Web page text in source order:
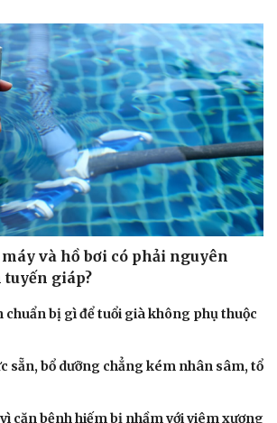
và hồ bơi có phải nguyên
giáp?
chuẩn bị gì để tuổi già không phụ thuộc
sẵn, bổ dưỡng chẳng kém nhân sâm, tổ
căn bệnh hiếm bị nhầm với viêm xương